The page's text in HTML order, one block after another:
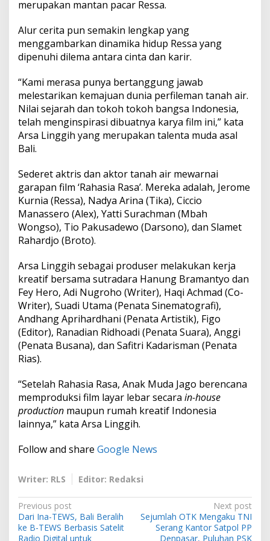
merupakan mantan pacar Ressa.
Alur cerita pun semakin lengkap yang
menggambarkan dinamika hidup Ressa yang
dipenuhi dilema antara cinta dan karir.
“Kami merasa punya bertanggung jawab
melestarikan kemajuan dunia perfileman tanah air.
Nilai sejarah dan tokoh tokoh bangsa Indonesia,
telah menginspirasi dibuatnya karya film ini,” kata
Arsa Linggih yang merupakan talenta muda asal
Bali.
Sederet aktris dan aktor tanah air mewarnai
garapan film ‘Rahasia Rasa’. Mereka adalah, Jerome
Kurnia (Ressa), Nadya Arina (Tika), Ciccio
Manassero (Alex), Yatti Surachman (Mbah
Wongso), Tio Pakusadewo (Darsono), dan Slamet
Rahardjo (Broto).
Arsa Linggih sebagai produser melakukan kerja
kreatif bersama sutradara Hanung Bramantyo dan
Fey Hero, Adi Nugroho (Writer), Haqi Achmad (Co-
Writer), Suadi Utama (Penata Sinematografi),
Andhang Aprihardhani (Penata Artistik), Figo
(Editor), Ranadian Ridhoadi (Penata Suara), Anggi
(Penata Busana), dan Safitri Kadarisman (Penata
Rias).
“Setelah Rahasia Rasa, Anak Muda Jago berencana
memproduksi film layar lebar secara in-house
production maupun rumah kreatif Indonesia
lainnya,” kata Arsa Linggih.
Follow and share Google News
Writer: RLS Editor: Redaksi
P
o
Previous post
Dari Ina-TEWS, Bali Beralih
ke B-TEWS Berbasis Satelit
Radio Digital untuk
Next post
Sejumlah OTK Mengaku TNI
Serang Kantor Satpol PP
Denpasar, Puluhan PSK